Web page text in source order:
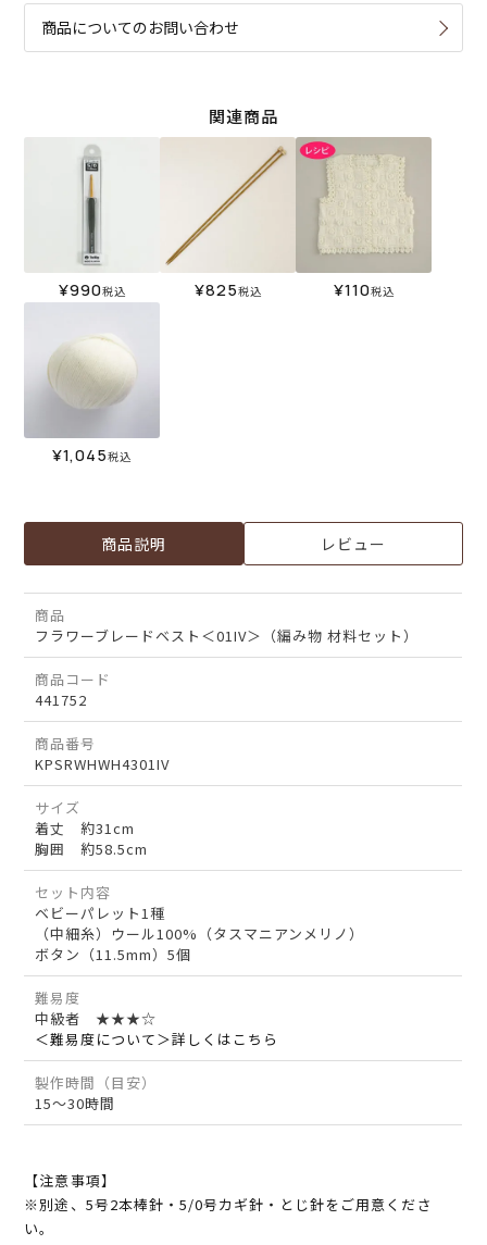
商品についてのお問い合わせ
関連商品
¥990税込 ¥825税込 ¥110税込
¥1,045税込
商品説明 レビュー
商品
フラワーブレードベスト＜01IV＞（編み物 材料セット）
商品コード
441752
商品番号
KPSRWHWH4301IV
サイズ
着丈 約31cm
胸囲 約58.5cm
セット内容
ベビーパレット1種
（中細糸）ウール100%（タスマニアンメリノ）
ボタン（11.5mm）5個
難易度
中級者 ★★★☆
＜難易度について＞詳しくはこちら
製作時間（目安）
15～30時間
【注意事項】
※別途、5号2本棒針・5/0号カギ針・とじ針をご用意くださ
い。